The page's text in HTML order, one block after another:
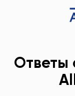
Ответы